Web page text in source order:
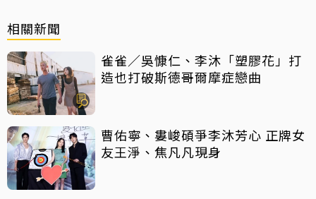
相關新聞
雀雀／吳慷仁、李沐「塑膠花」打
造也打破斯德哥爾摩症戀曲
曹佑寧、婁峻碩爭李沐芳心 正牌女
友王淨、焦凡凡現身